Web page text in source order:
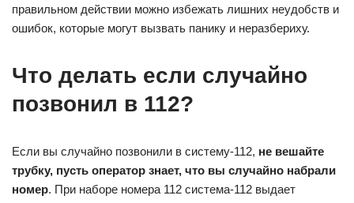
правильном действии можно избежать лишних неудобств и
ошибок, которые могут вызвать панику и неразбериху.
Что делать если случайно
позвонил в 112?
Если вы случайно позвонили в систему-112, не вешайте
трубку, пусть оператор знает, что вы случайно набрали
номер. При наборе номера 112 система-112 выдает